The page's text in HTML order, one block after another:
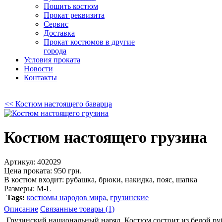
Пошить костюм
Прокат реквизита
Сервис
Доставка
Прокат костюмов в другие
города
Условия проката
Новости
Контакты
<< Костюм настоящего баварца
Костюм настоящего грузина
Артикул: 402029
Цена проката: 950 грн.
В костюм входит: рубашка, брюки, накидка, пояс, шапка
Размеры: M-L
Tags: костюмы народов мира, грузинские
Описание Связанные товары (1)
Грузинский национальный наряд. Костюм состоит из белой